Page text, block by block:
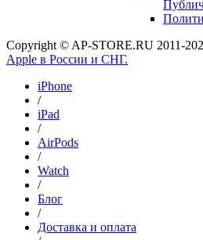
Copyright © AP-STORE.RU 2011-
Apple в России и СНГ.
iPhone
/
iPad
/
AirPods
/
Watch
/
Блог
/
Доставка и оплата